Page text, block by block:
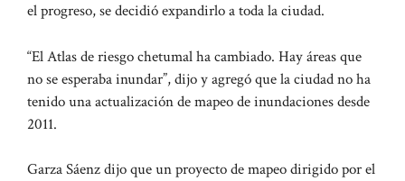
el progreso, se decidió expandirlo a toda la ciudad.
“El Atlas de riesgo chetumal ha cambiado. Hay áreas que
no se esperaba inundar”, dijo y agregó que la ciudad no ha
tenido una actualización de mapeo de inundaciones desde
2011.
Garza Sáenz dijo que un proyecto de mapeo dirigido por el